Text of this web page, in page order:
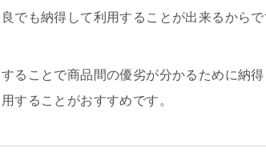
でも納得して利用することが出来るからで
ることで商品間の優劣が分かるために納
することがおすすめです。